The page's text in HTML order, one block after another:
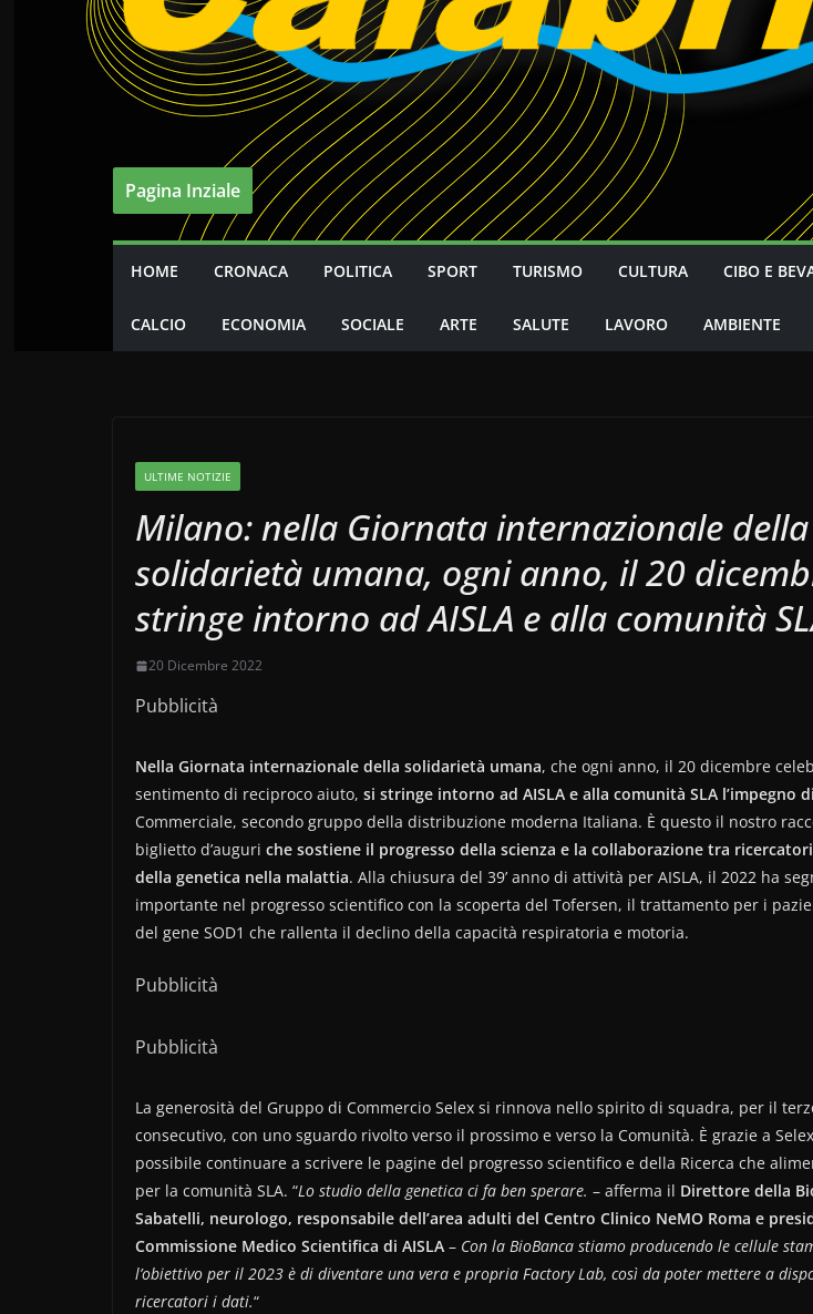
Pagina Inziale
HOME CRONACA POLITICA SPORT TURISMO CULTURA CIBO E
CALCIO ECONOMIA SOCIALE ARTE SALUTE LAVORO AMBIENTE
ULTIME NOTIZIE
Milano: nella Giornata internazionale della
solidarietà umana, ogni anno, il 20
stringe intorno ad AISLA e alla comunità
20 Dicembre 2022
Pubblicità
Nella Giornata internazionale della solidarietà umana, che ogni anno, il 20 dicembre
sentimento di reciproco aiuto, si stringe intorno ad AISLA e alla comunità SLA l’impegno
Commerciale, secondo gruppo della distribuzione moderna Italiana. È questo il nostro
biglietto d’auguri che sostiene il progresso della scienza e la collaborazione tra
della genetica nella malattia. Alla chiusura del 39’ anno di attività per AISLA, il 2022 ha
importante nel progresso scientifico con la scoperta del Tofersen, il trattamento per i
del gene SOD1 che rallenta il declino della capacità respiratoria e motoria.
Pubblicità
Pubblicità
La generosità del Gruppo di Commercio Selex si rinnova nello spirito di squadra, per il
consecutivo, con uno sguardo rivolto verso il prossimo e verso la Comunità. È grazie a
possibile continuare a scrivere le pagine del progresso scientifico e della Ricerca che
per la comunità SLA. “Lo studio della genetica ci fa ben sperare. – afferma il Direttore della
Sabatelli, neurologo, responsabile dell’area adulti del Centro Clinico NeMO Roma e
Commissione Medico Scientifica di AISLA – Con la BioBanca stiamo producendo le cellule
l’obiettivo per il 2023 è di diventare una vera e propria Factory Lab, così da poter mettere a
ricercatori i dati.“